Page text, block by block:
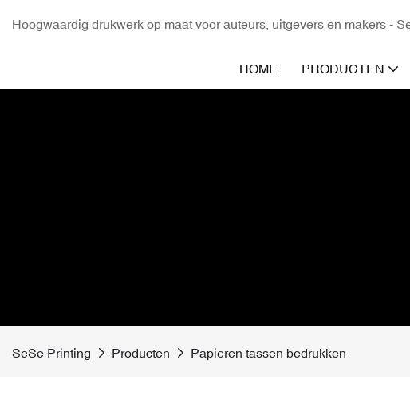
Hoogwaardig drukwerk op maat voor auteurs, uitgevers en makers -
HOME PRODUCTEN
SeSe Printing Producten Papieren tassen bedrukken